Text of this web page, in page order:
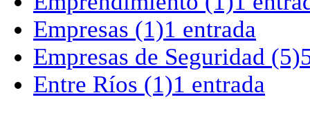
Empresas (1)1 entrada
Empresas de Seguridad (5)
Entre Ríos (1)1 entrada